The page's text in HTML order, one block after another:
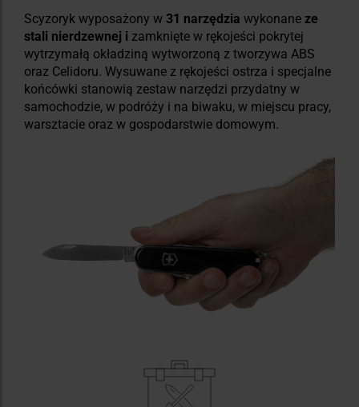
Scyzoryk wyposażony w 31 narzędzia wykonane ze
stali nierdzewnej i zamknięte w rękojeści pokrytej
wytrzymałą okładziną wytworzoną z tworzywa ABS
oraz Celidoru. Wysuwane z rękojeści ostrza i specjalne
końcówki stanowią zestaw narzędzi przydatny w
samochodzie, w podróży i na biwaku, w miejscu pracy,
warsztacie oraz w gospodarstwie domowym.